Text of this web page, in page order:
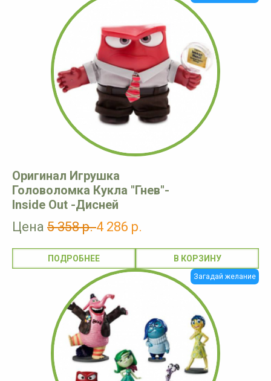
Оригинал Игрушка
Головоломка Кукла "Гнев"-
Inside Out -Дисней
Цена 5 358 р.4 286 р.
ПОДРОБНЕЕ
Загадай желание